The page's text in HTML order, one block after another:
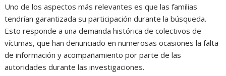
Uno de los aspectos más relevantes es que las familias
tendrían garantizada su participación durante la búsqueda.
Esto responde a una demanda histórica de colectivos de
víctimas, que han denunciado en numerosas ocasiones la falta
de información y acompañamiento por parte de las
autoridades durante las investigaciones.